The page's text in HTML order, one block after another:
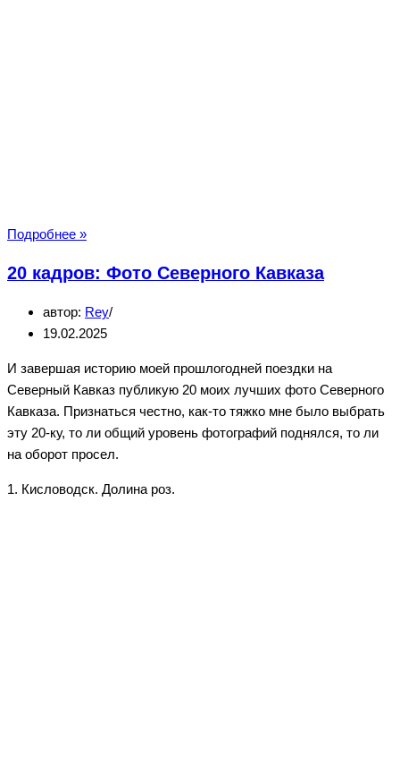
Подробнее »20
Красивые
Самары
20 кадров: Фото Северного Кавказа
автор: Rey
19.02.2025
И завершая историю моей прошлогодней поездки на
Северный Кавказ публикую 20 моих лучших фото Северного
Кавказа. Признаться честно, как-то тяжко мне было выбрать
эту 20-ку, то ли общий уровень фотографий поднялся, то ли
на оборот просел.
1. Кисловодск. Долина роз.